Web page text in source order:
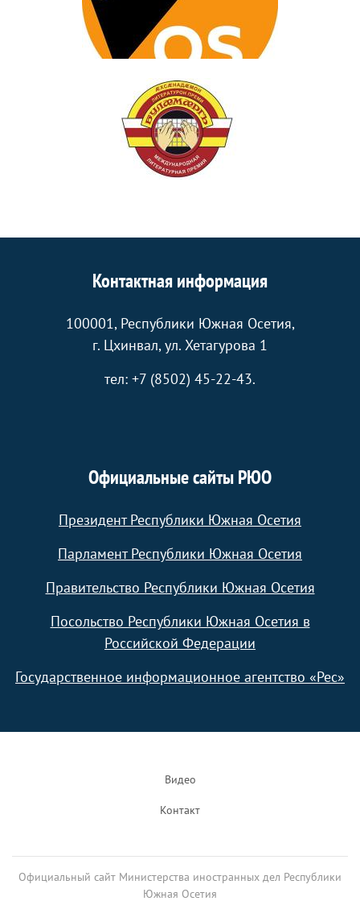
Контактная информация
100001, Республики Южная Осетия,
г. Цхинвал, ул. Хетагурова 1
тел: +7 (8502) 45-22-43.
Официальные сайты РЮО
Президент Республики Южная Осетия
Парламент Республики Южная Осетия
Правительство Республики Южная Осетия
Посольство Республики Южная Осетия в
Российской Федерации
Государственное информационное агентство «Рес»
Видео
Контакт
Официальный сайт Министерства иностранных дел Республики
Южная Осетия